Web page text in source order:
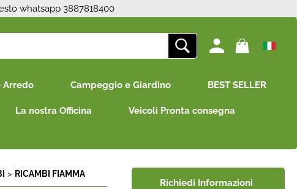
whatsapp 3887818400
completare l'ordine inserisci
poi clicca sul pulsante "Accedi"
Password:
Se non sei ancora registrato sul
"Registrati"
Arredo Campeggio e Giardino BEST SELLER
La nostra Officina Veicoli Pronta consegna
RICAMBI FIAMMA
Richiedi Informazioni